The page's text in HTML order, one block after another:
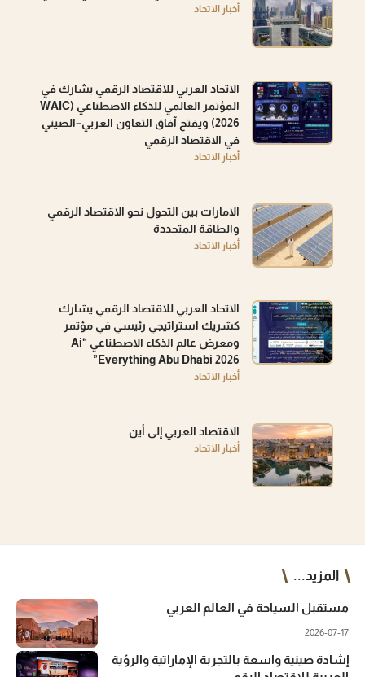
أخبار الاتحاد
الاتحاد العربي للاقتصاد الرقمي يشارك في
المؤتمر العالمي للذكاء الاصطناعي (WAIC
2026) ويفتح آفاق التعاون العربي–الصيني
في الاقتصاد الرقمي
أخبار الاتحاد
الامارات بين التحول نحو الاقتصاد الرقمي
والطاقة المتجددة
أخبار الاتحاد
الاتحاد العربي للاقتصاد الرقمي يشارك
كشريك استراتيجي رئيسي في مؤتمر
ومعرض عالم الذكاء الاصطناعي “Ai
Everything Abu Dhabi 2026”
أخبار الاتحاد
الاقتصاد العربي إلى أين
أخبار الاتحاد
المزيد...
مستقبل السياحة في العالم العربي
2026-07-17
إشادة صينية واسعة بالتجربة الإماراتية والرؤية